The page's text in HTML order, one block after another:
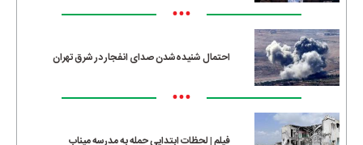
•••
احتمال شنیده‌شدن صدای انفجار در شرق تهران
•••
فیلم | لحظات ابتدایی حمله به مدرسه میناب